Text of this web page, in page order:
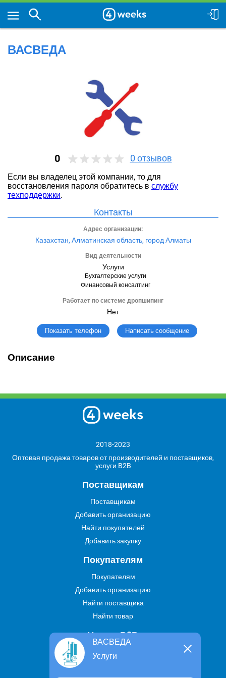
ВАСВЕДА
0 0 отзывов
Если вы владелец этой компании, то для
восстановления пароля обратитесь в службу
техподдержки.
Контакты
Адрес организации:
Казахстан, Алматинская область, город Алматы
Вид деятельности
Услуги
Бухгалтерские услуги
Финансовый консалтинг
Работает по системе дропшипинг
Нет
Показать телефон Написать сообщение
Описание
ВАСВЕДА
Услуги
2018-2023
Оптовая продажа товаров от производителей и поставщиков,
услуги B2B
Поставщикам
Поставщикам
Добавить организацию
Найти покупателей
Добавить закупку
Покупателям
Покупателям
Добавить организацию
Найти поставщика
Найти товар
Услуги В2В
Найти услугу
Предложить свою услугу